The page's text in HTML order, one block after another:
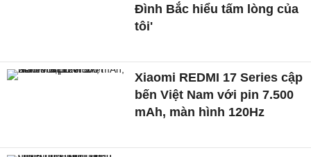
Đình Bắc hiểu tấm lòng của
tôi'
Xiaomi REDMI 17 Series cập
bến Việt Nam với pin 7.500
mAh, màn hình 120Hz